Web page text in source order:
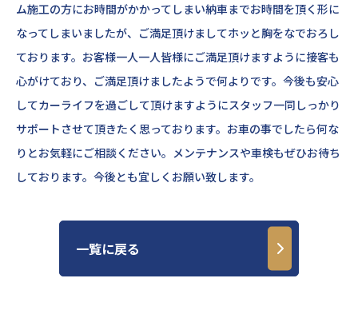
ム施工の方にお時間がかかってしまい納車までお時間を頂く形に
なってしまいましたが、ご満足頂けましてホッと胸をなでおろし
ております。お客様一人一人皆様にご満足頂けますように接客も
心がけており、ご満足頂けましたようで何よりです。今後も安心
してカーライフを過ごして頂けますようにスタッフ一同しっかり
サポートさせて頂きたく思っております。お車の事でしたら何な
りとお気軽にご相談ください。メンテナンスや車検もぜひお待ち
しております。今後とも宜しくお願い致します。
一覧に戻る